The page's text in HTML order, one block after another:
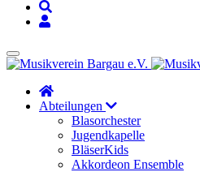
Abteilungen
Blasorchester
Jugendkapelle
BläserKids
Akkordeon Ensemble